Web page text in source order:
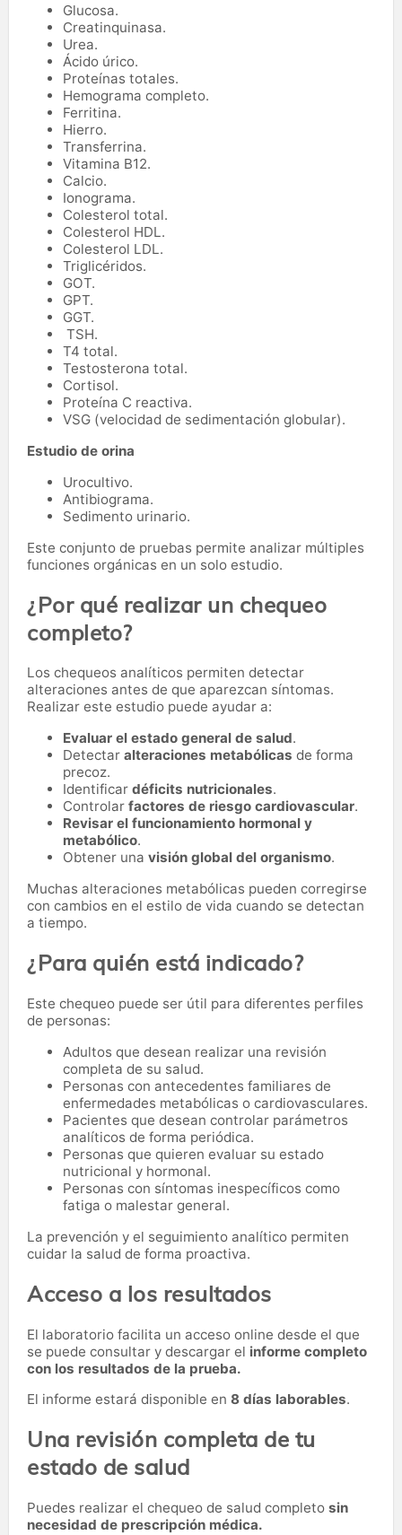
Glucosa.
Creatinquinasa.
Urea.
Ácido úrico.
Proteínas totales.
Hemograma completo.
Ferritina.
Hierro.
Transferrina.
Vitamina B12.
Calcio.
Ionograma.
Colesterol total.
Colesterol HDL.
Colesterol LDL.
Triglicéridos.
GOT.
GPT.
GGT.
TSH.
T4 total.
Testosterona total.
Cortisol.
Proteína C reactiva.
VSG (velocidad de sedimentación globular).
Estudio de orina
Urocultivo.
Antibiograma.
Sedimento urinario.
Este conjunto de pruebas permite analizar múltiples
funciones orgánicas en un solo estudio.
¿Por qué realizar un chequeo
completo?
Los chequeos analíticos permiten detectar
alteraciones antes de que aparezcan síntomas.
Realizar este estudio puede ayudar a:
Evaluar el estado general de salud.
Detectar alteraciones metabólicas de forma
precoz.
Identificar déficits nutricionales.
Controlar factores de riesgo cardiovascular.
Revisar el funcionamiento hormonal y
metabólico.
Obtener una visión global del organismo.
Muchas alteraciones metabólicas pueden corregirse
con cambios en el estilo de vida cuando se detectan
a tiempo.
¿Para quién está indicado?
Este chequeo puede ser útil para diferentes perfiles
de personas:
Adultos que desean realizar una revisión
completa de su salud.
Personas con antecedentes familiares de
enfermedades metabólicas o cardiovasculares.
Pacientes que desean controlar parámetros
analíticos de forma periódica.
Personas que quieren evaluar su estado
nutricional y hormonal.
Personas con síntomas inespecíficos como
fatiga o malestar general.
La prevención y el seguimiento analítico permiten
cuidar la salud de forma proactiva.
Acceso a los resultados
El laboratorio facilita un acceso online desde el que
se puede consultar y descargar el informe completo
con los resultados de la prueba.
El informe estará disponible en 8 días laborables.
Una revisión completa de tu
estado de salud
Puedes realizar el chequeo de salud completo sin
necesidad de prescripción médica.